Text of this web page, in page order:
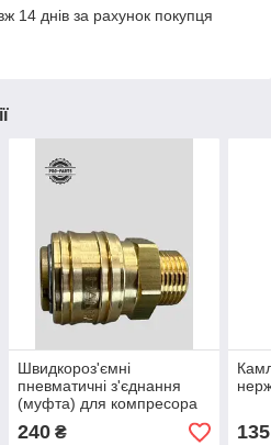
14 днів за рахунок покупця
Швидкороз'ємні
пневматичні з'єднання
(муфта) для компресора
DN 7,2 зовнішня різьба
BSP
240₴ 135